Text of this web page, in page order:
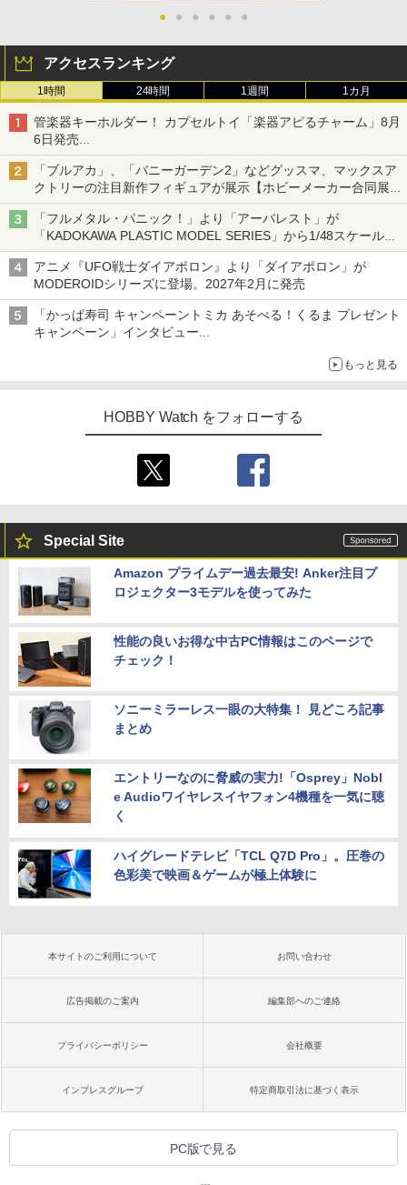
● ● ● ● ● ●
アクセスランキング
1時間 24時間 1週間 1カ月
管楽器キーホルダー！ カプセルトイ「楽器アピるチャーム」8月
6日発売
チューバ、テナサクなど5種各3色
「ブルアカ」、「バニーガーデン2」などグッスマ、マックスア
クトリーの注目新作フィギュアが展示【ホビーメーカー合同展示
会】
「フルメタル・パニック！」より「アーバレスト」が
「KADOKAWA PLASTIC MODEL SERIES」から1/48スケールで
登場！
アニメ『UFO戦士ダイアポロン』より「ダイアポロン」が
MODEROIDシリーズに登場。2027年2月に発売
「かっぱ寿司 キャンペーントミカ あそべる！くるま プレゼント
キャンペーン」インタビュー
もっと見る
HOBBY Watch をフォローする
Special Site
Amazon プライムデー過去最安! Anker注目プ
ロジェクター3モデルを使ってみた
性能の良いお得な中古PC情報はこのページで
チェック！
ソニーミラーレス一眼の大特集！ 見どころ記事
まとめ
エントリーなのに脅威の実力!「Osprey」Nobl
e Audioワイヤレスイヤフォン4機種を一気に聴
く
ハイグレードテレビ「TCL Q7D Pro」。圧巻の
色彩美で映画＆ゲームが極上体験に
本サイトのご利用について お問い合わせ
広告掲載のご案内 編集部へのご連絡
プライバシーポリシー 会社概要
インプレスグループ 特定商取引法に基づく表示
PC版で見る